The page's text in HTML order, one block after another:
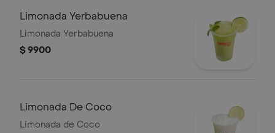
Limonada Yerbabuena
Limonada Yerbabuena
$ 9900
Limonada De Coco
Limonada de Coco